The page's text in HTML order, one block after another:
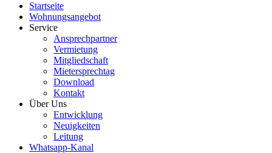
Startseite
Wohnungsangebot
Service
Ansprechpartner
Vermietung
Mitgliedschaft
Mietersprechtag
Download
Kontakt
Über Uns
Entwicklung
Neuigkeiten
Leitung
Whatsapp-Kanal